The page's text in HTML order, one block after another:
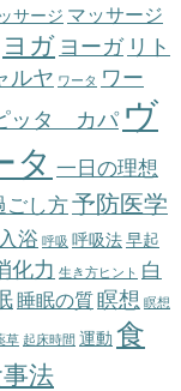
サージ マッサージ
ヨガ ヨーガ リト
ルヤ ワータ ワー
ッタ カパ ヴ
タ 一日の理想
ごし方予防医学
入浴 呼吸 呼吸法 早起
化力 生き方ヒント 白
睡眠の質瞑想 瞑想
草 起床時間 運動 食
法